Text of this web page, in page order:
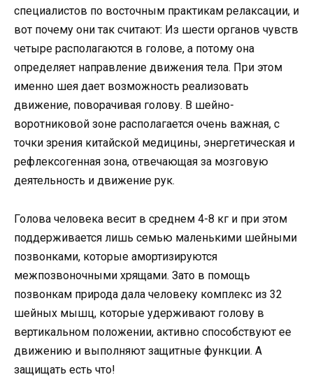
специалистов по восточным практикам релаксации, и
вот почему они так считают: Из шести органов чувств
четыре располагаются в голове, а потому она
определяет направление движения тела. При этом
именно шея дает возможность реализовать
движение, поворачивая голову. В шейно-
воротниковой зоне располагается очень важная, с
точки зрения китайской медицины, энергетическая и
рефлексогенная зона, отвечающая за мозговую
деятельность и движение рук.
Голова человека весит в среднем 4-8 кг и при этом
поддерживается лишь семью маленькими шейными
позвонками, которые амортизируются
межпозвоночными хрящами. Зато в помощь
позвонкам природа дала человеку комплекс из 32
шейных мышц, которые удерживают голову в
вертикальном положении, активно способствуют ее
движению и выполняют защитные функции. А
защищать есть что!